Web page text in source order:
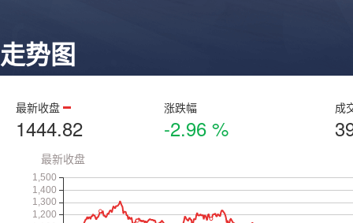
走势图
最新收盘
1444.82
涨跌幅
-2.96 %
成